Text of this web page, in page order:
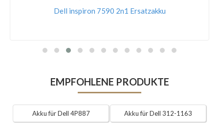
Dell inspiron 7590 2n1 Ersatzakku
EMPFOHLENE PRODUKTE
Akku für Dell 4P887 Akku für Dell 312-1163